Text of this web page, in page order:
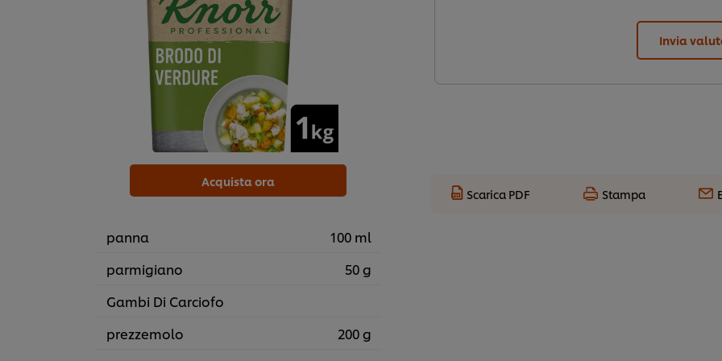
Acquista ora
panna
100 ml
parmigiano
50 g
Gambi Di Carciofo
prezzemolo
200 g
Invia
Scarica PDF Stampa